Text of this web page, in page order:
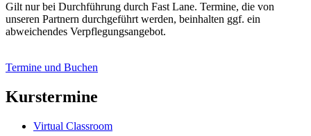
Gilt nur bei Durchführung durch Fast Lane. Termine, die von
unseren Partnern durchgeführt werden, beinhalten ggf. ein
abweichendes Verpflegungsangebot.
Termine und Buchen
Kurstermine
Virtual Classroom